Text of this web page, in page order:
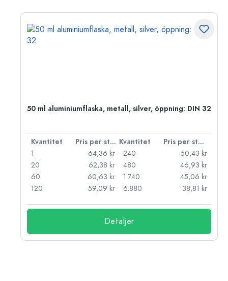
50 ml aluminiumflaska, metall, silver, öppning: DIN 32
Kvantitet Pris per styck Kvantitet
Pris per styck
1
64,36 kr
20
62,38 kr
60
60,63 kr
120
59,09 kr
240
50,43 kr
480
46,93 kr
1.740
45,06 kr
6.880
38,81 kr
Detaljer